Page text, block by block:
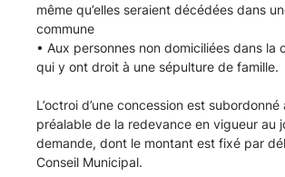
même qu’elles seraient décédées dans
commune
• Aux personnes non domiciliées dans la
qui y ont droit à une sépulture de famille.
L’octroi d’une concession est
préalable de la redevance en vigueur au
demande, dont le montant est fixé par
Conseil Municipal.